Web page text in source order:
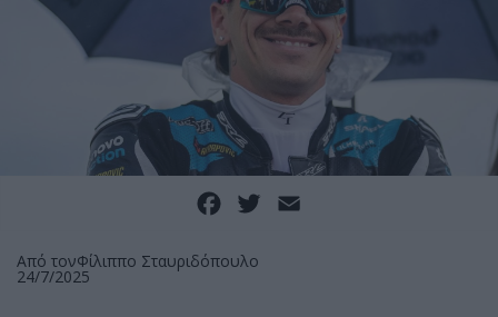
Facebook
Twitter
Από τονΦίλιππο Σταυριδόπουλο
24/7/2025